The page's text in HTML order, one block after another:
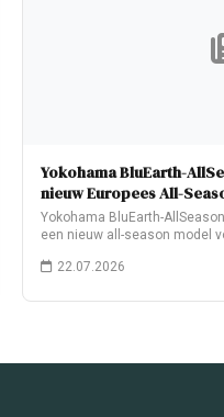
Yokohama BluEarth-
nieuw Europees All-
Yokohama BluEarth-
een nieuw all-season model
22.07.2026